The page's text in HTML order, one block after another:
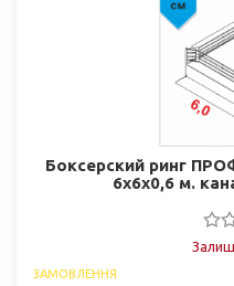
Боксерский ринг
6х6х0,6 м.
ЗАМОВЛЕННЯ